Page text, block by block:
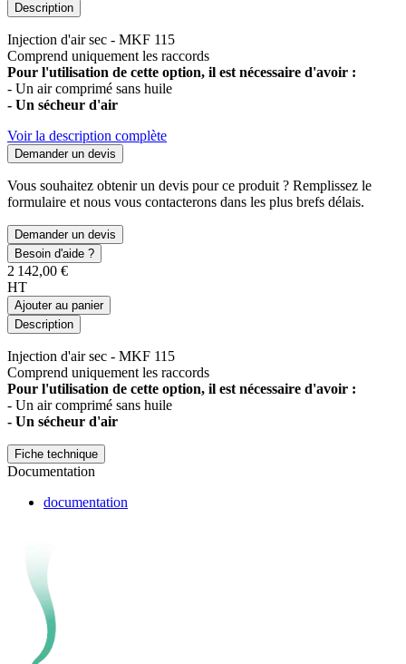
Description
Injection d'air sec - MKF 115
Comprend uniquement les raccords
Pour l'utilisation de cette option, il est nécessaire d'avoir :
- Un air comprimé sans huile
- Un sécheur d'air
Voir la description complète
Demander un devis
Vous souhaitez obtenir un devis pour ce produit ? Remplissez le
formulaire et nous vous contacterons dans les plus brefs délais.
Demander un devis
Besoin d'aide ?
2 142,00 €
HT
Ajouter au panier
Description
Injection d'air sec - MKF 115
Comprend uniquement les raccords
Pour l'utilisation de cette option, il est nécessaire d'avoir :
- Un air comprimé sans huile
- Un sécheur d'air
Fiche technique
Documentation
documentation